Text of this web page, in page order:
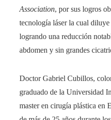
Association, por sus logros
tecnología láser la cual diluye
logrando una reducción
abdomen y sin grandes
Doctor Gabriel Cubillos,
graduado de la Universidad
master en cirugía plástica en